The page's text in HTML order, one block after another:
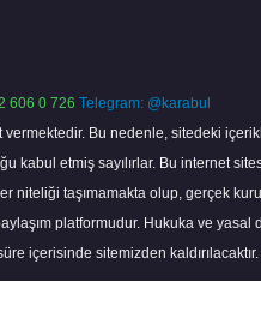
606 0 726 Telegram: @karabul
vermektedir. Bu nedenle, sitedeki
kabul etmiş sayılırlar. Bu internet
niteliği taşımamakta olup, gerçek
platformudur. Hukuka ve yasal
içerisinde sitemizden kaldırılacaktır.